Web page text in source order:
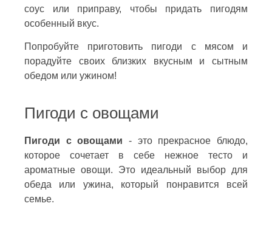
соус или приправу, чтобы придать пигодям
особенный вкус.
Попробуйте приготовить пигоди с мясом и
порадуйте своих близких вкусным и сытным
обедом или ужином!
Пигоди с овощами
Пигоди с овощами - это прекрасное блюдо,
которое сочетает в себе нежное тесто и
ароматные овощи. Это идеальный выбор для
обеда или ужина, который понравится всей
семье.